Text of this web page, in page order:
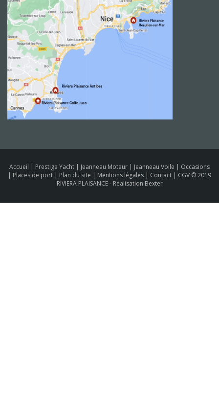
Accueil | Prestige Yacht | Jeanneau Moteur | Jeanneau Voile | Occasions
| Places de port | Plan du site | Mentions légales | Contact | CGV © 2019
RIVIERA PLAISANCE - Réalisation Bexter